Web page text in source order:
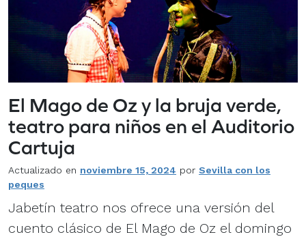
El Mago de Oz y la bruja verde,
teatro para niños en el Auditorio
Cartuja
Actualizado en noviembre 15, 2024 por Sevilla con los
peques
Jabetín teatro nos ofrece una versión del
cuento clásico de El Mago de Oz el domingo